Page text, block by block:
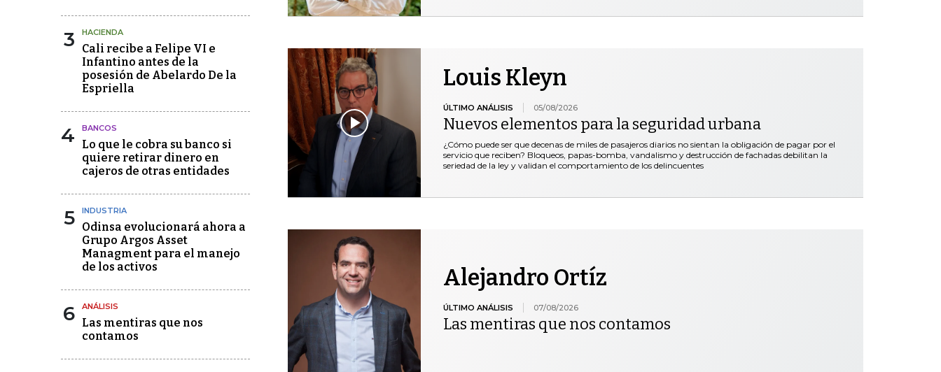
3 HACIENDA
Cali recibe a Felipe VI e
Infantino antes de la
posesión de Abelardo De la
Espriella
4 BANCOS
Lo que le cobra su banco si
quiere retirar dinero en
cajeros de otras entidades
5 INDUSTRIA
Odinsa evolucionará ahora a
Grupo Argos Asset
Managment para el manejo
de los activos
6 ANÁLISIS
Las mentiras que nos
contamos
Louis Kleyn
ÚLTIMO ANÁLISIS 05/08/2026
Nuevos elementos para la seguridad urbana
¿Cómo puede ser que decenas de miles de pasajeros diarios no sientan la obligación de pagar por el
servicio que reciben? Bloqueos, papas-bomba, vandalismo y destrucción de fachadas debilitan la
seriedad de la ley y validan el comportamiento de los delincuentes
Alejandro Ortíz
ÚLTIMO ANÁLISIS 07/08/2026
Las mentiras que nos contamos